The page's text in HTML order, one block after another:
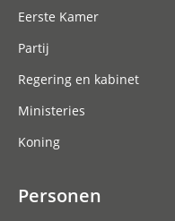
Eerste Kamer
Partij
Regering en kabinet
Ministeries
Koning
Personen